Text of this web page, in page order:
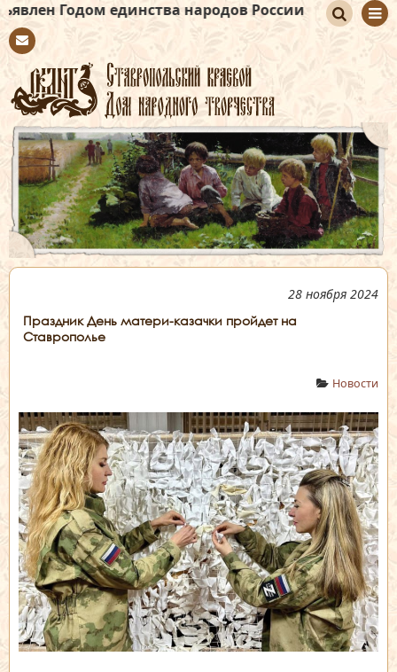
единства народов России
tact
иск
28 ноября 2024
Праздник День матери-казачки пройдет на
Ставрополье
Новости